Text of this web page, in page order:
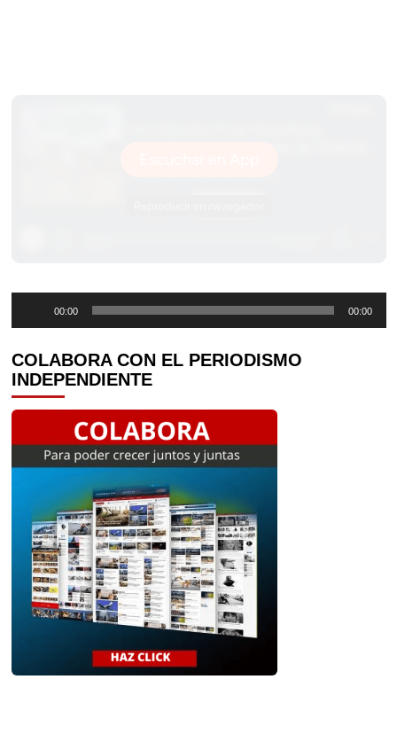
Reproductor
de
audio
00:00 00:00
COLABORA CON EL PERIODISMO
INDEPENDIENTE